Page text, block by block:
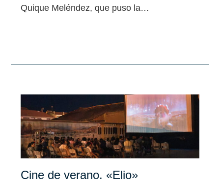
Quique Meléndez, que puso la…
Cine de verano. «Elio»